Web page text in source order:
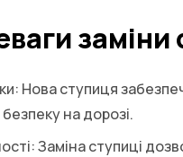
заміни
Нова ступиця
на дорозі.
Заміна ступиці